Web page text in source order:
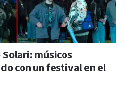
músicos
con un festival en el